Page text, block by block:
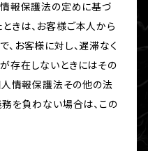
情報保護法の定めに基づ
きは、お客様ご本人から
お客様に対し、遅滞なく
存在しないときにはその
人情報保護法その他の法
を負わない場合は、この